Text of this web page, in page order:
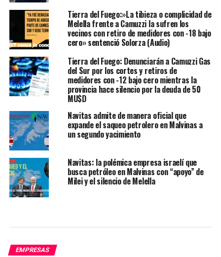
Tierra del Fuego:»La tibieza o complicidad de
Melella frente a Camuzzi la sufren los
vecinos con retiro de medidores con -18 bajo
cero» sentenció Solorza (Audio)
Tierra del Fuego: Denunciarán a Camuzzi Gas
del Sur por los cortes y retiros de
medidores con -12 bajo cero mientras la
provincia hace silencio por la deuda de 50
MU$D
Navitas admite de manera oficial que
expande el saqueo petrolero en Malvinas a
un segundo yacimiento
Navitas: la polémica empresa israelí que
busca petróleo en Malvinas con “apoyo” de
Milei y el silencio de Melella
EMPRESAS